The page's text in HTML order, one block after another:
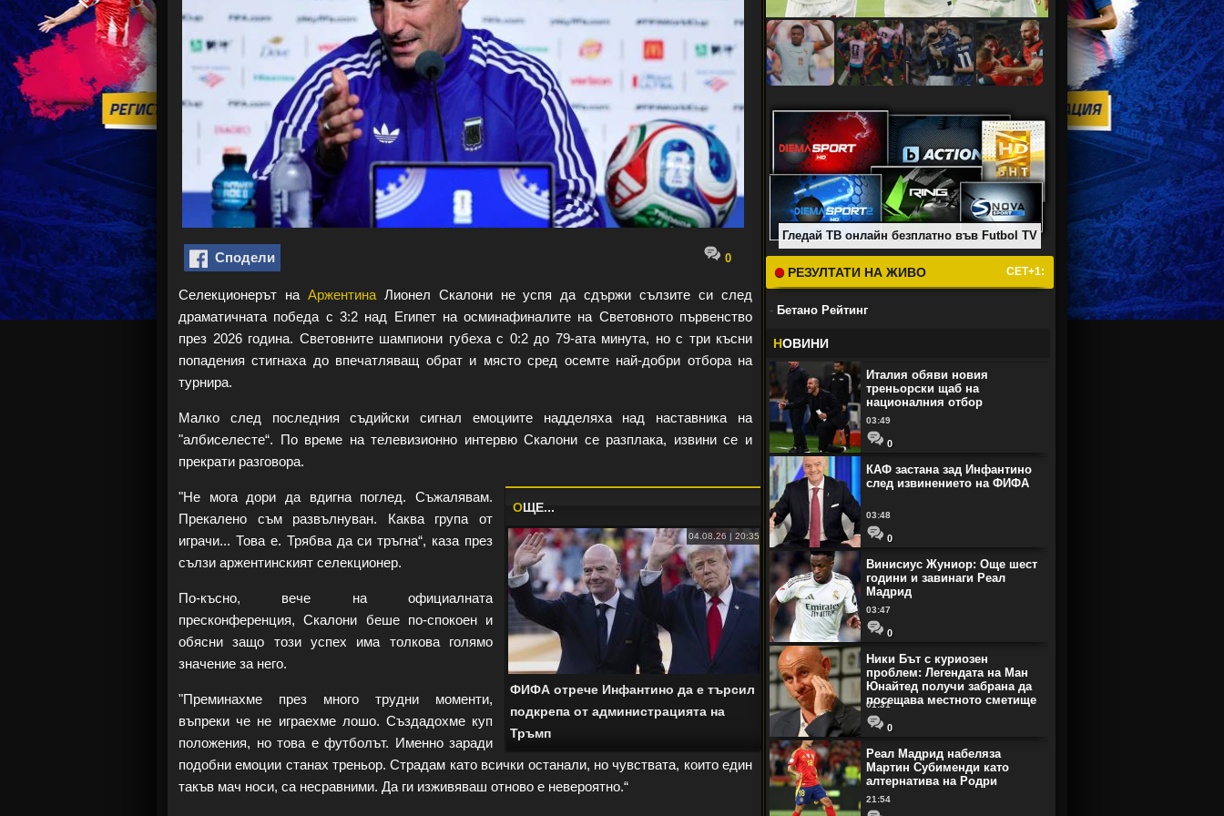
Сподели 0
Селекционерът на АржентинаЛионел Скалони не успя да сдържи сълзите си след
драматичната победа с 3:2 над Египет на осминафиналите на Световното първенство
през 2026 година. Световните шампиони губеха с 0:2 до 79-ата минута, но с три късни
попадения стигнаха до впечатляващ обрат и място сред осемте най-добри отбора на
турнира.
Малко след последния съдийски сигнал емоциите надделяха над наставника на
"албиселесте“. По време на телевизионно интервю Скалони се разплака, извини се и
прекрати разговора.
OЩЕ...
04.08.26 | 20:35
ФИФА отрече Инфантино да е търсил
подкрепа от администрацията на
Тръмп
"Не мога дори да вдигна поглед. Съжалявам.
Прекалено съм развълнуван. Каква група от
играчи... Това е. Трябва да си тръгна“, каза през
сълзи аржентинският селекционер.
По-късно, вече на официалната
пресконференция, Скалони беше по-спокоен и
обясни защо този успех има толкова голямо
значение за него.
"Преминахме през много трудни моменти,
въпреки че не играехме лошо. Създадохме куп
положения, но това е футболът. Именно заради
подобни емоции станах треньор. Страдам като всички останали, но чувствата, които един
такъв мач носи, са несравними. Да ги изживяваш отново е невероятно.“
Гледай ТВ онлайн безплатно във Futbol TV
РЕЗУЛТАТИ НА ЖИВО СЕТ+1:
- Бетано Рейтинг
НОВИНИ
Италия обяви новия
треньорски щаб на
националния отбор
03:49
0
КАФ застана зад Инфантино
след извинението на ФИФА
03:48
0
Винисиус Жуниор: Още шест
години и завинаги Реал
Мадрид
03:47
0
Ники Бът с куриозен
проблем: Легендата на Ман
Юнайтед получи забрана да
посещава местното сметище
01:31
0
Реал Мадрид набеляза
Мартин Субименди като
алтернатива на Родри
21:54